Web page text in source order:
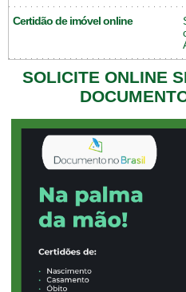
Certidão de imóvel online
SOLICITE ONLINE